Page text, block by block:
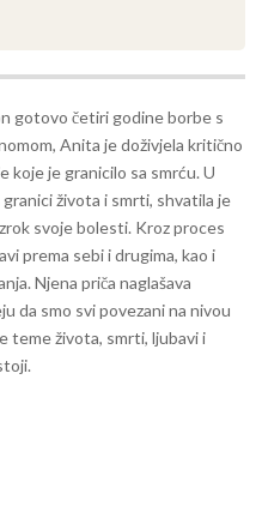
gotovo četiri godine borbe s
Anita je doživjela kritično
koje je granicilo sa smrću. U
života i smrti, shvatila je
svoje bolesti. Kroz proces
prema sebi i drugima, kao i
Njena priča naglašava
da smo svi povezani na nivou
teme života, smrti, ljubavi i